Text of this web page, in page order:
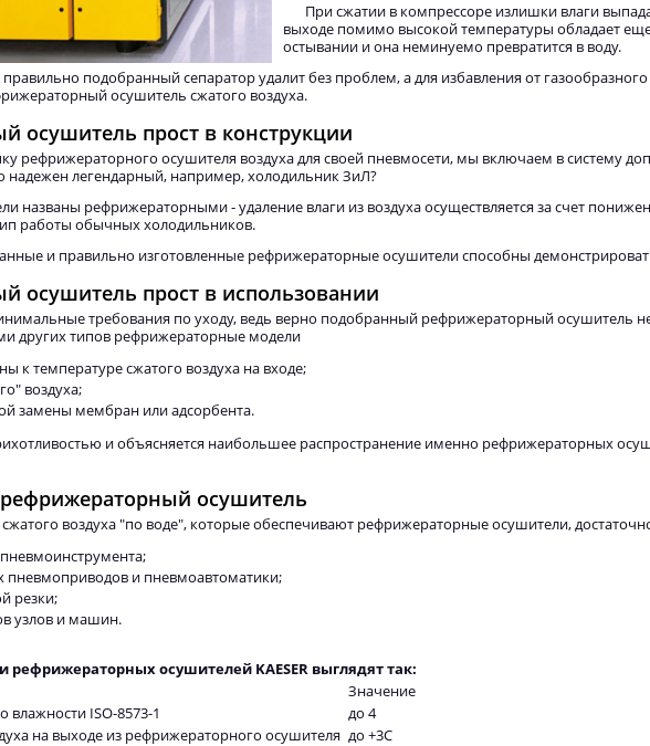
При сжатии в компрессоре излишки влаги
выходе помимо высокой температуры обладает
остывании и она неминуемо превратится в воду.
подобранный сепаратор удалит без проблем, а для избавления от
осушитель сжатого воздуха.
осушитель прост в конструкции
рефрижераторного осушителя воздуха для своей пневмосети, мы включаем в систему
надежен легендарный, например, холодильник ЗиЛ?
названы рефрижераторными - удаление влаги из воздуха осуществляется за счет
работы обычных холодильников.
и правильно изготовленные рефрижераторные осушители способны
осушитель прост в использовании
требования по уходу, ведь верно подобранный рефрижераторный осушитель
других типов рефрижераторные модели
к температуре сжатого воздуха на входе;
воздуха;
замены мембран или адсорбента.
и объясняется наибольшее распространение именно рефрижераторных
осушитель
сжатого воздуха "по воде", которые обеспечивают рефрижераторные осушители,
и пневмоавтоматики;
резки;
узлов и машин.
рефрижераторных осушителей KAESER выглядят так:
Значение
влажности ISO-8573-1
до 4
на выходе из рефрижераторного осушителя до +3С